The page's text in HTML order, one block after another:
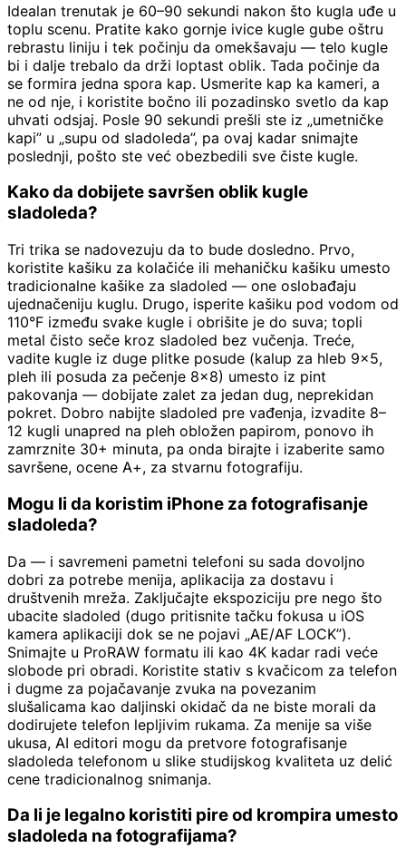
Idealan trenutak je 60–90 sekundi nakon što kugla uđe u
toplu scenu. Pratite kako gornje ivice kugle gube oštru
rebrastu liniju i tek počinju da omekšavaju — telo kugle
bi i dalje trebalo da drži loptast oblik. Tada počinje da
se formira jedna spora kap. Usmerite kap ka kameri, a
ne od nje, i koristite bočno ili pozadinsko svetlo da kap
uhvati odsjaj. Posle 90 sekundi prešli ste iz „umetničke
kapi” u „supu od sladoleda”, pa ovaj kadar snimajte
poslednji, pošto ste već obezbedili sve čiste kugle.
Kako da dobijete savršen oblik kugle
sladoleda?
Tri trika se nadovezuju da to bude dosledno. Prvo,
koristite kašiku za kolačiće ili mehaničku kašiku umesto
tradicionalne kašike za sladoled — one oslobađaju
ujednačeniju kuglu. Drugo, isperite kašiku pod vodom od
110°F između svake kugle i obrišite je do suva; topli
metal čisto seče kroz sladoled bez vučenja. Treće,
vadite kugle iz duge plitke posude (kalup za hleb 9x5,
pleh ili posuda za pečenje 8x8) umesto iz pint
pakovanja — dobijate zalet za jedan dug, neprekidan
pokret. Dobro nabijte sladoled pre vađenja, izvadite 8–
12 kugli unapred na pleh obložen papirom, ponovo ih
zamrznite 30+ minuta, pa onda birajte i izaberite samo
savršene, ocene A+, za stvarnu fotografiju.
Mogu li da koristim iPhone za fotografisanje
sladoleda?
Da — i savremeni pametni telefoni su sada dovoljno
dobri za potrebe menija, aplikacija za dostavu i
društvenih mreža. Zaključajte ekspoziciju pre nego što
ubacite sladoled (dugo pritisnite tačku fokusa u iOS
kamera aplikaciji dok se ne pojavi „AE/AF LOCK”).
Snimajte u ProRAW formatu ili kao 4K kadar radi veće
slobode pri obradi. Koristite stativ s kvačicom za telefon
i dugme za pojačavanje zvuka na povezanim
slušalicama kao daljinski okidač da ne biste morali da
dodirujete telefon lepljivim rukama. Za menije sa više
ukusa, AI editori mogu da pretvore fotografisanje
sladoleda telefonom u slike studijskog kvaliteta uz delić
cene tradicionalnog snimanja.
Da li je legalno koristiti pire od krompira umesto
sladoleda na fotografijama?